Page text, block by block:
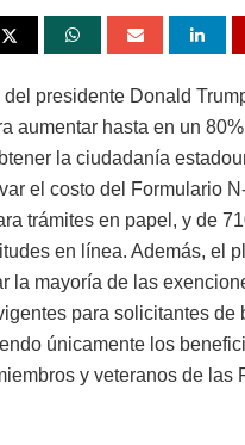
del presidente Donald
aumentar hasta en un
la ciudadanía
el costo del Formulario
trámites en papel, y de
en línea. Además, el
la mayoría de las
para solicitantes de
únicamente los
y veteranos de las